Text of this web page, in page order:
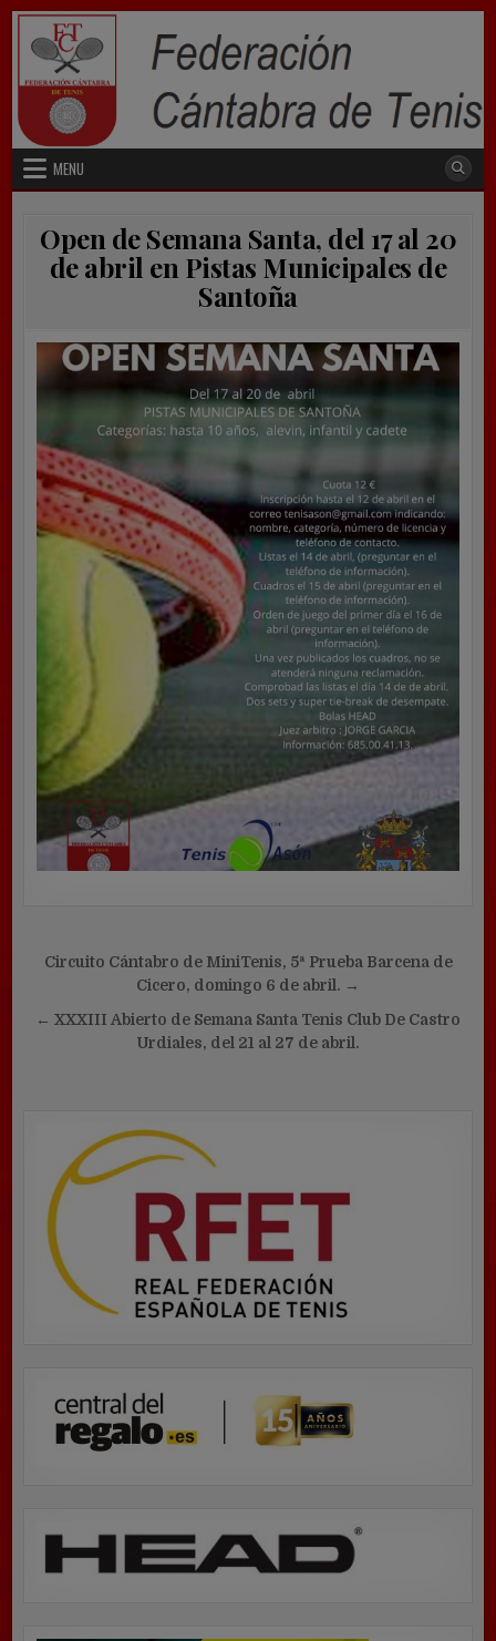
Skip
content
MENU
Open de Semana Santa, del 17 al 20
de abril en Pistas Municipales de
Santoña
Navegación
entradas
Circuito Cántabro de MiniTenis, 5ª Prueba Barcena de
Cicero, domingo 6 de abril. →
← XXXIII Abierto de Semana Santa Tenis Club De Castro
Urdiales, del 21 al 27 de abril.